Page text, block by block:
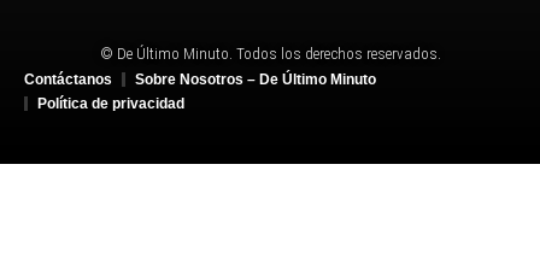
© De Último Minuto. Todos los derechos reservados.
Contáctanos
Sobre Nosotros – De Último Minuto
Política de privacidad